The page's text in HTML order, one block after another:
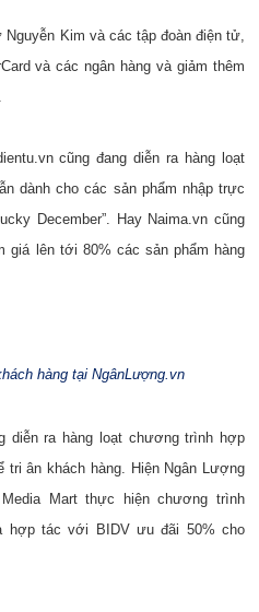
Kim và các tập đoàn điện tử,
và các ngân hàng và giảm thêm
cũng đang diễn ra hàng loạt
dành cho các sản phẩm nhập trực
December”. Hay Naima.vn cũng
giá lên tới 80% các sản phẩm hàng
hàng tại NgânLượng.vn
diễn ra hàng loạt chương trình hợp
ân khách hàng. Hiện Ngân Lượng
Mart thực hiện chương trình
hợp tác với BIDV ưu đãi 50% cho